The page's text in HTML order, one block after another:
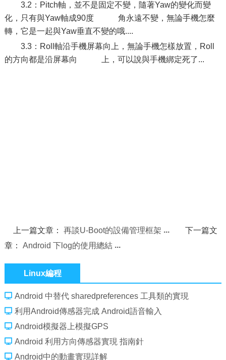
3.2：Pitch軸，並不是固定不變，隨著Yaw的變化而變
化，只有與Yaw軸成90度 角永遠不變，無論手機怎麼
轉，它是一起與Yaw垂直不變的哦....
3.3：Roll軸沿手機屏幕向上，無論手機怎樣放置，Roll
的方向都是沿屏幕向 上，可以說與手機綁定死了...
上一篇文章：再談U-Boot的設備管理框架
下一篇文
章： Android 下log的使用總結
Linux編程
Android 中替代 sharedpreferences 工具類的實現
利用Android傳感器完成 Android語音輸入
Android模擬器上模擬GPS
Android 利用方向傳感器實現 指南針
Android中的動畫實現詳解